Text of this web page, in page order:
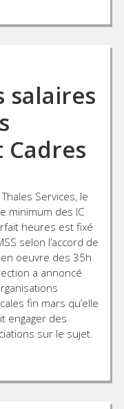
salaires
Services, le
minimum des IC
heures est fixé
selon l’accord de
oeuvre des 35h
a annoncé
fin mars qu’elle
engager des
sur le sujet.